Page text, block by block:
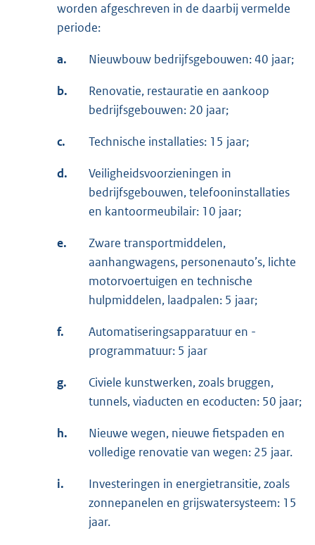
worden afgeschreven in de daarbij vermelde
periode:
a. Nieuwbouw bedrijfsgebouwen: 40 jaar;
b.
Renovatie, restauratie en aankoop
bedrijfsgebouwen: 20 jaar;
c. Technische installaties: 15 jaar;
d.
Veiligheidsvoorzieningen in
bedrijfsgebouwen, telefooninstallaties
en kantoormeubilair: 10 jaar;
e.
Zware transportmiddelen,
aanhangwagens, personenauto’s, lichte
motorvoertuigen en technische
hulpmiddelen, laadpalen: 5 jaar;
f.
Automatiseringsapparatuur en -
programmatuur: 5 jaar
g.
Civiele kunstwerken, zoals bruggen,
tunnels, viaducten en ecoducten: 50 jaar;
h.
Nieuwe wegen, nieuwe fietspaden en
volledige renovatie van wegen: 25 jaar.
i.
Investeringen in energietransitie, zoals
zonnepanelen en grijswatersysteem: 15
jaar.